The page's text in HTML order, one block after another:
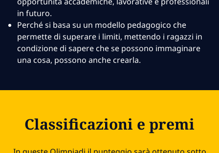
in futuro.
Perché si basa su un modello pedagogico che
permette di superare i limiti, mettendo i ragazzi in
condizione di sapere che se possono immaginare
una cosa, possono anche crearla.
Classificazioni e premi